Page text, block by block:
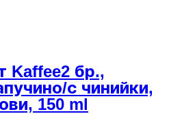
Kaffee2 бр.,
с чинийки,
150 ml